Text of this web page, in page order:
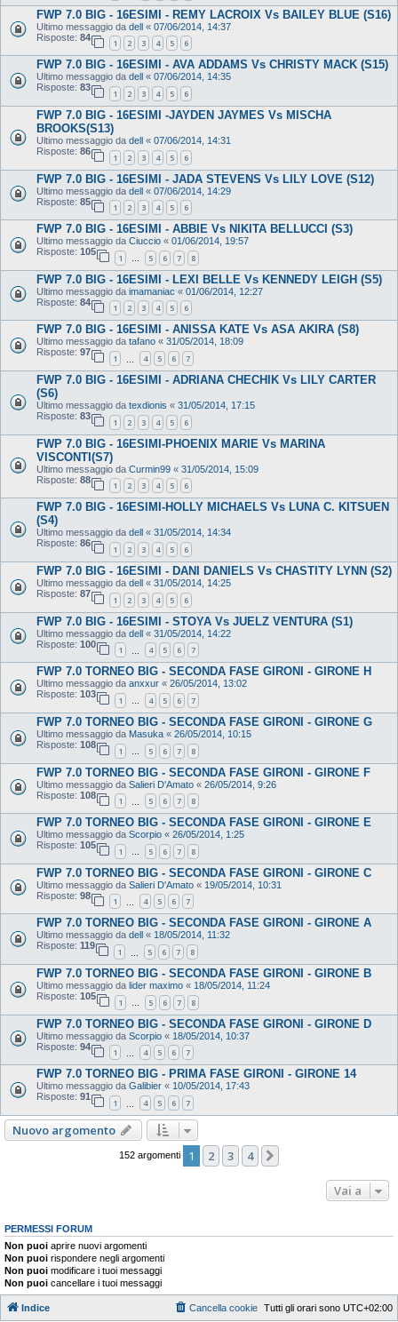
FWP 7.0 BIG - 16ESIMI - REMY LACROIX Vs BAILEY BLUE (S16)
Ultimo messaggio da dell « 07/06/2014, 14:37
Risposte: 84
1 2 3 4 5 6
FWP 7.0 BIG - 16ESIMI - AVA ADDAMS Vs CHRISTY MACK (S15)
Ultimo messaggio da dell « 07/06/2014, 14:35
Risposte: 83
1 2 3 4 5 6
FWP 7.0 BIG - 16ESIMI -JAYDEN JAYMES Vs MISCHA
BROOKS(S13)
Ultimo messaggio da dell « 07/06/2014, 14:31
Risposte: 86
1 2 3 4 5 6
FWP 7.0 BIG - 16ESIMI - JADA STEVENS Vs LILY LOVE (S12)
Ultimo messaggio da dell « 07/06/2014, 14:29
Risposte: 85
1 2 3 4 5 6
FWP 7.0 BIG - 16ESIMI - ABBIE Vs NIKITA BELLUCCI (S3)
Ultimo messaggio da Ciuccio « 01/06/2014, 19:57
Risposte: 105
1 … 5 6 7 8
FWP 7.0 BIG - 16ESIMI - LEXI BELLE Vs KENNEDY LEIGH (S5)
Ultimo messaggio da imamaniac « 01/06/2014, 12:27
Risposte: 84
1 2 3 4 5 6
FWP 7.0 BIG - 16ESIMI - ANISSA KATE Vs ASA AKIRA (S8)
Ultimo messaggio da tafano « 31/05/2014, 18:09
Risposte: 97
1 4 5 6 7
FWP 7.0 BIG - 16ESIMI - ADRIANA CHECHIK Vs LILY CARTER
(S6)
Ultimo messaggio da texdionis « 31/05/2014, 17:15
Risposte: 83
1 2 3 4 5 6
FWP 7.0 BIG - 16ESIMI-PHOENIX MARIE Vs MARINA
VISCONTI(S7)
Ultimo messaggio da Curmin99 « 31/05/2014, 15:09
Risposte: 88
1 2 3 4 5 6
FWP 7.0 BIG - 16ESIMI-HOLLY MICHAELS Vs LUNA C. KITSUEN
(S4)
Ultimo messaggio da dell « 31/05/2014, 14:34
Risposte: 86
1 2 3 4 5 6
FWP 7.0 BIG - 16ESIMI - DANI DANIELS Vs CHASTITY LYNN (S2)
Ultimo messaggio da dell « 31/05/2014, 14:25
Risposte: 87
1 2 3 4 5 6
FWP 7.0 BIG - 16ESIMI - STOYA Vs JUELZ VENTURA (S1)
Ultimo messaggio da dell « 31/05/2014, 14:22
Risposte: 100
1 4 5 6 7
FWP 7.0 TORNEO BIG - SECONDA FASE GIRONI - GIRONE H
Ultimo messaggio da anxxur « 26/05/2014, 13:02
Risposte: 103
1 … 4 5 6 7
FWP 7.0 TORNEO BIG - SECONDA FASE GIRONI - GIRONE G
Ultimo messaggio da Masuka « 26/05/2014, 10:15
Risposte: 108
1 … 5 6 7 8
FWP 7.0 TORNEO BIG - SECONDA FASE GIRONI - GIRONE F
Ultimo messaggio da Salieri D'Amato « 26/05/2014, 9:26
Risposte: 108
1 5 6 7 8
FWP 7.0 TORNEO BIG - SECONDA FASE GIRONI - GIRONE E
Ultimo messaggio da Scorpio « 26/05/2014, 1:25
Risposte: 105
1 … 5 6 7 8
FWP 7.0 TORNEO BIG - SECONDA FASE GIRONI - GIRONE C
Ultimo messaggio da Salieri D'Amato « 19/05/2014, 10:31
Risposte: 98
1 4 5 6 7
FWP 7.0 TORNEO BIG - SECONDA FASE GIRONI - GIRONE A
Ultimo messaggio da dell « 18/05/2014, 11:32
Risposte: 119
1 5 6 7 8
FWP 7.0 TORNEO BIG - SECONDA FASE GIRONI - GIRONE B
Ultimo messaggio da lider maximo « 18/05/2014, 11:24
Risposte: 105
1 … 5 6 7 8
FWP 7.0 TORNEO BIG - SECONDA FASE GIRONI - GIRONE D
Ultimo messaggio da Scorpio « 18/05/2014, 10:37
Risposte: 94
1 4 5 6 7
FWP 7.0 TORNEO BIG - PRIMA FASE GIRONI - GIRONE 14
Ultimo messaggio da Galibier « 10/05/2014, 17:43
Risposte: 91
1 4 5 6 7
Nuovo argomento
152 argomenti 1 2 3 4
Vai a
PERMESSI FORUM
Non puoi aprire nuovi argomenti
Non puoi rispondere negli argomenti
Non puoi modificare i tuoi messaggi
Non puoi cancellare i tuoi messaggi
Indice Tutti gli orari sono UTC+02:00
Cancella cookie